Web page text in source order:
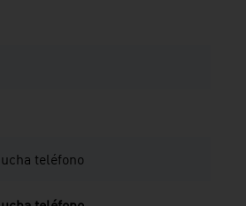
teléfono